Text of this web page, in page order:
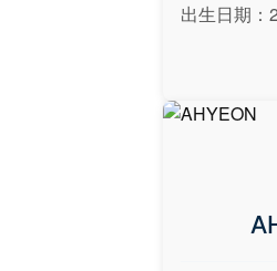
出生日期：